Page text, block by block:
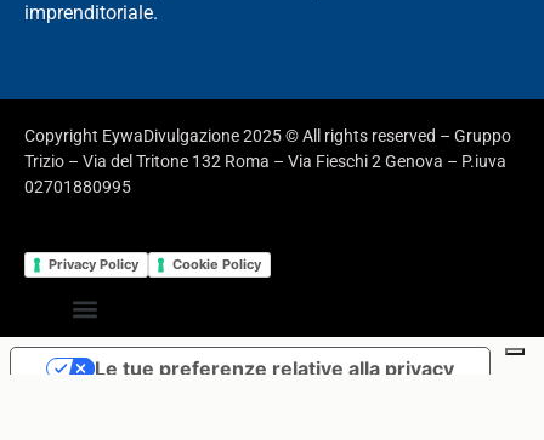
imprenditoriale.
Copyright EywaDivulgazione 2025 © All rights reserved – Gruppo
Trizio – Via del Tritone 132 Roma – Via Fieschi 2 Genova – P.iuva
02701880995
Privacy Policy Cookie Policy
Le tue preferenze relative alla privacy